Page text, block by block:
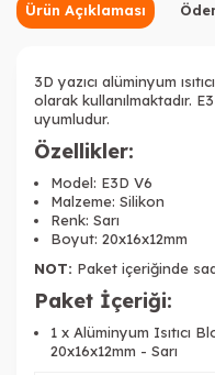
Ürün Açıklaması
3D yazıcı alüminyum
olarak kullanılmaktadır.
uyumludur.
Özellikler:
Model: E3D V6
Malzeme: Silikon
Renk: Sarı
Boyut: 20x16x12mm
NOT: Paket içeriğinde
Paket İçeriği:
1 x Alüminyum Isıtıcı
20x16x12mm - Sarı